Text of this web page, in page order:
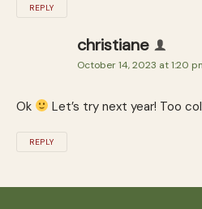
REPLY
christiane
October 14, 2023 at 1:20
Ok Let’s try next year! Too
REPLY